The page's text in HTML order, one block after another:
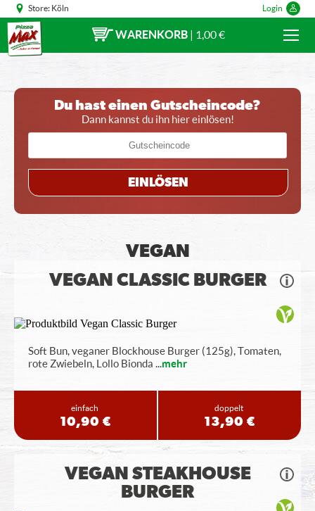
Store: Köln Login
WARENKORB | 1,00 €
Du hast einen Gutscheincode?
Dann kannst du ihn hier einlösen!
EINLÖSEN
VEGAN
VEGAN CLASSIC BURGER
Soft Bun, veganer Blockhouse Burger (125g), Tomaten,
rote Zwiebeln, Lollo Bionda ...mehr
einfach
10,90 €
doppelt
13,90 €
VEGAN STEAKHOUSE
BURGER